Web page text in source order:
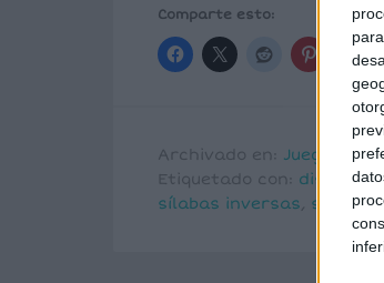
Comparte esto:
Archivado en: Juegos
Etiquetado con: dislalias,
sílabas inversas, sílabas